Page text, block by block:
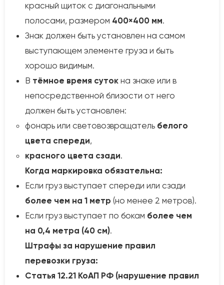
красный щиток с диагональными
полосами, размером 400×400 мм.
Знак должен быть установлен на самом
выступающем элементе груза и быть
хорошо видимым.
В тёмное время суток на знаке или в
непосредственной близости от него
должен быть установлен:
фонарь или световозвращатель белого
цвета спереди,
красного цвета сзади.
Когда маркировка обязательна:
Если груз выступает спереди или сзади
более чем на 1 метр (но менее 2 метров).
Если груз выступает по бокам более чем
на 0,4 метра (40 см).
Штрафы за нарушение правил
перевозки груза:
Статья 12.21 КоАП РФ (нарушение правил